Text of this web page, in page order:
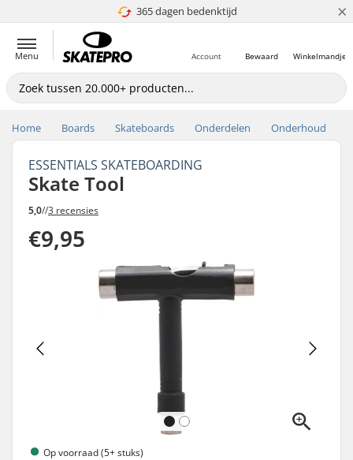
365 dagen bedenktijd
4.8 van 5 ×
Menu Winkelmandje
Bewaard
Account
Home Boards Skateboards Onderdelen Onderhoud
ESSENTIALS SKATEBOARDING
Skate Tool
5,0//3 recensies
€9,95
Op voorraad (5+ stuks)